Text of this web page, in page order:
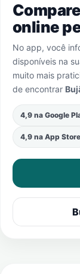
online
No app, você
disponíveis na
muito mais
de encontrar
4,9 na Google
4,9 na App Store